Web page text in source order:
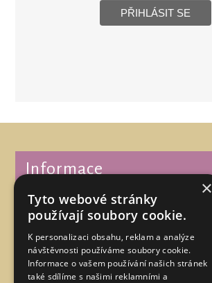
Informace
Zákaznická podpora
Můj účet
×
Tyto webové stránky
používají soubory cookie.
K personalizaci obsahu, reklam a analýze
návštěvnosti používáme soubory cookie.
Informace o vašem používání našich stránek
také sdílíme s našimi reklamními a